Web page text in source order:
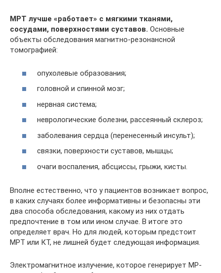
МРТ лучше «работает» с мягкими тканями,
сосудами, поверхностями суставов. Основные
объекты обследования магнитно-резонансной
томографией:
опухолевые образования;
головной и спинной мозг;
нервная система;
неврологические болезни, рассеянный склероз;
заболевания сердца (перенесенный инсульт);
связки, поверхности суставов, мышцы;
очаги воспаления, абсциссы, грыжи, кисты.
Вполне естественно, что у пациентов возникает вопрос,
в каких случаях более информативны и безопасны эти
два способа обследования, какому из них отдать
предпочтение в том или ином случае. В итоге это
определяет врач. Но для людей, которым предстоит
МРТ или КТ, не лишней будет следующая информация.
Электромагнитное излучение, которое генерирует МР-